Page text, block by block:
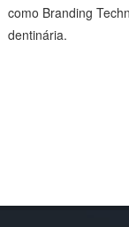
como Branding
dentinária.